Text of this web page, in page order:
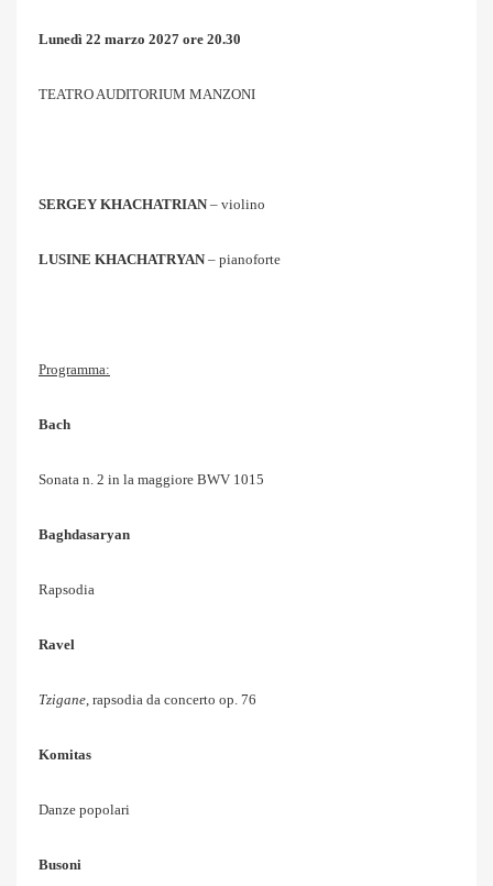
Lunedì 22 marzo 2027 ore 20.30
TEATRO AUDITORIUM MANZONI
SERGEY KHACHATRIAN – violino
LUSINE KHACHATRYAN – pianoforte
Programma:
Bach
Sonata n. 2 in la maggiore BWV 1015
Baghdasaryan
Rapsodia
Ravel
Tzigane , rapsodia da concerto op. 76
Komitas
Danze popolari
Busoni